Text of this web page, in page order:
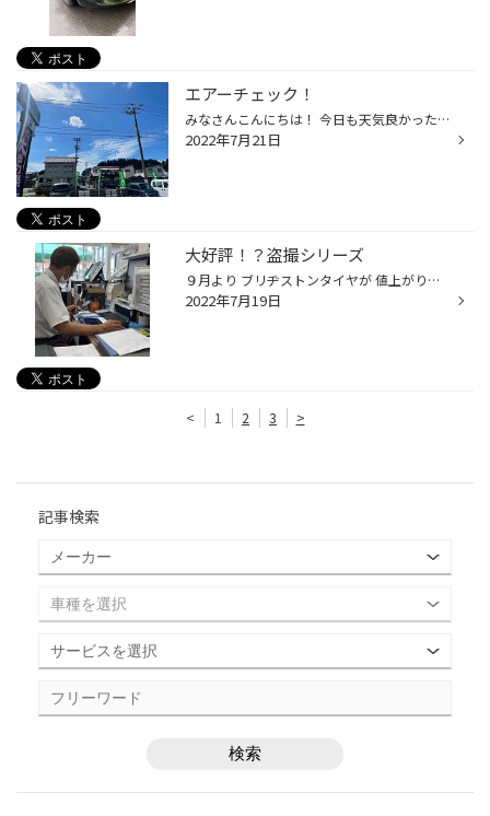
エアーチェック！
みなさんこんにちは！ 今日も天気良かったですね！ 気持ちいい空でしたね！ ご紹介するのはクルマではありません。 本日はこちら。 そう！空気圧点検！ 定期的な空気圧の点検をしましょう( ・∇・) という呼びかけです。 3月、4月にタイヤ交換を行い3ヶ月以上経過している方は 多いと思います。 空気...
2022年7月21日
大好評！？盗撮シリーズ
９月より ブリヂストンタイヤが 値上がりが決まっております。 一部の商品を除き ３～８％ それに ともなって てんちょの お仕事も 前倒し＆増量中 (´ﾟдﾟ｀) 相棒のハズキちゃんが手放せません。 ハズキちゃん＝ハズキルーペ 余談ですが・・・ 奥に映っているハンコ入れ 実は てんちょ お手製。 味...
2022年7月19日
< 1 2 3 >
記事検索